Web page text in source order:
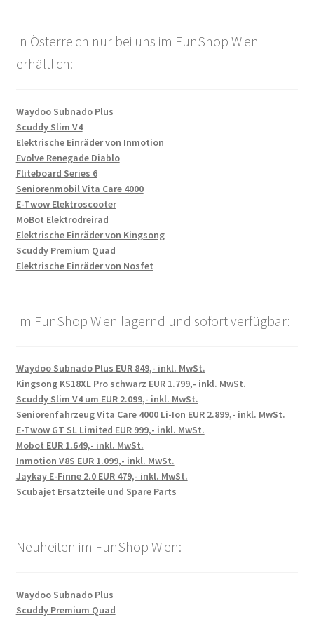
In Österreich nur bei uns im FunShop Wien
erhältlich:
Waydoo Subnado Plus
Scuddy Slim V4
Elektrische Einräder von Inmotion
Evolve Renegade Diablo
Fliteboard Series 6
Seniorenmobil Vita Care 4000
E-Twow Elektroscooter
MoBot Elektrodreirad
Elektrische Einräder von Kingsong
Scuddy Premium Quad
Elektrische Einräder von Nosfet
Im FunShop Wien lagernd und sofort verfügbar:
Waydoo Subnado Plus EUR 849,- inkl. MwSt.
Kingsong KS18XL Pro schwarz EUR 1.799,- inkl. MwSt.
Scuddy Slim V4 um EUR 2.099,- inkl. MwSt.
Seniorenfahrzeug Vita Care 4000 Li-Ion EUR 2.899,- inkl. MwSt.
E-Twow GT SL Limited EUR 999,- inkl. MwSt.
Mobot EUR 1.649,- inkl. MwSt.
Inmotion V8S EUR 1.099,- inkl. MwSt.
Jaykay E-Finne 2.0 EUR 479,- inkl. MwSt.
Scubajet Ersatzteile und Spare Parts
Neuheiten im FunShop Wien:
Waydoo Subnado Plus
Scuddy Premium Quad